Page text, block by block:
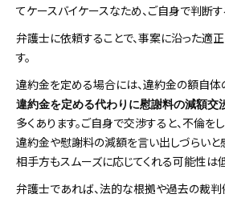
てケースバイケースなため、ご自身で判断す
弁護士に依頼することで、事案に沿った適
す。
違約金を定める場合には、違約金の額自体
違約金を定める代わりに慰謝料の減額交
多くあります。ご自身で交渉すると、不倫を
違約金や慰謝料の減額を言い出しづらいと
相手方もスムーズに応じてくれる可能性は低
弁護士であれば、法的な根拠や過去の裁判